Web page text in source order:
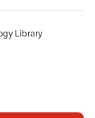
Library